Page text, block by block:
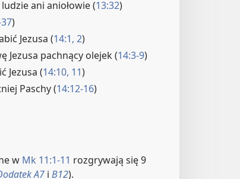
ani aniołowie (13:32)
)
Jezusa (14:1, 2)
Jezusa pachnący olejek (14:3-9)
Jezusa (14:10, 11)
Paschy (14:12-16)
w Mk 11:1-11 rozgrywają się 9
A7 i B12).